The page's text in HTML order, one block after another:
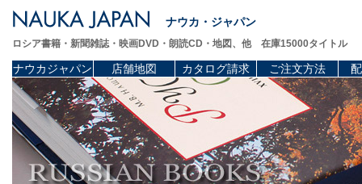
ナウカ・ジャパン
ロシア書籍・新聞雑誌・映画DVD・朗読CD・地図、他 在庫15000タイトル
ナウカジャパン 店舗地図 カタログ請求 ご注文方法